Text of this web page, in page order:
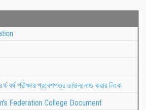
বর্ষ পরীক্ষার প্রবেশপত্র ডাউনলোড করার লিংক
Federation College Document